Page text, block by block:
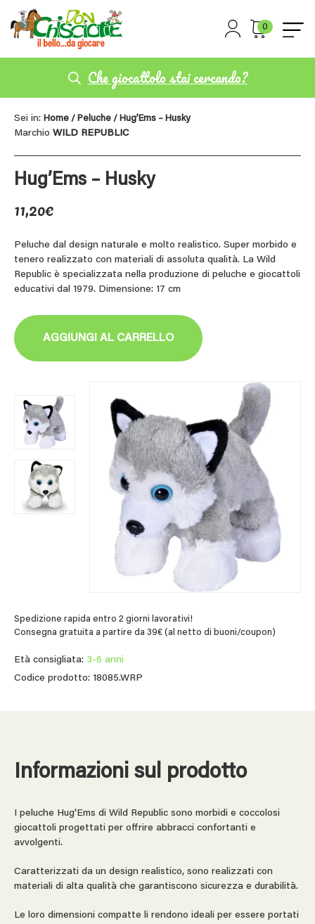
0
Che giocattolo stai cercando?
Sei in: Home / Peluche / Hug’Ems – Husky
Marchio WILD REPUBLIC
Hug’Ems – Husky
11,20€
Peluche dal design naturale e molto realistico. Super morbido e
tenero realizzato con materiali di assoluta qualità. La Wild
Republic è specializzata nella produzione di peluche e giocattoli
educativi dal 1979. Dimensione: 17 cm
AGGIUNGI AL CARRELLO
Spedizione rapida entro 2 giorni lavorativi!
Consegna gratuita a partire da 39€ (al netto di buoni/coupon)
Età consigliata: 3-6 anni
Codice prodotto: 18085.WRP
Informazioni sul prodotto
I peluche Hug'Ems di Wild Republic sono morbidi e coccolosi
giocattoli progettati per offrire abbracci confortanti e
avvolgenti.
Caratterizzati da un design realistico, sono realizzati con
materiali di alta qualità che garantiscono sicurezza e durabilità.
Le loro dimensioni compatte li rendono ideali per essere portati